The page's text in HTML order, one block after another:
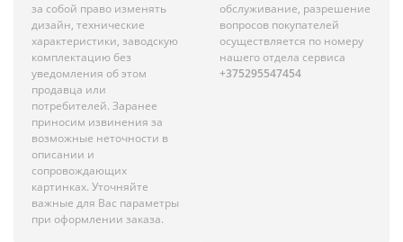
за собой право изменять
дизайн, технические
характеристики, заводскую
комплектацию без
уведомления об этом
продавца или
потребителей. Заранее
приносим извинения за
возможные неточности в
описании и
сопровождающих
картинках. Уточняйте
важные для Вас параметры
при оформлении заказа.
обслуживание, разрешение
вопросов покупателей
осуществляется по номеру
нашего отдела сервиса
+375295547454